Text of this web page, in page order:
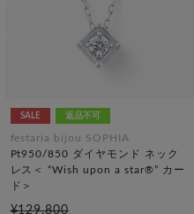
SALE 返品不可
festaria bijou SOPHIA
Pt950/850 ダイヤモンド ネック
レス＜ “Wish upon a star®” カー
ド＞
¥129,800